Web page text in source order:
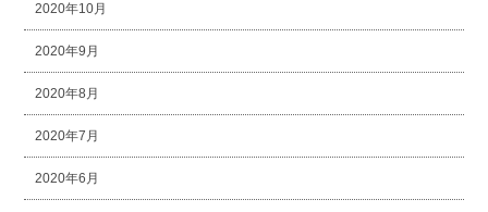
2020年10月
2020年9月
2020年8月
2020年7月
2020年6月